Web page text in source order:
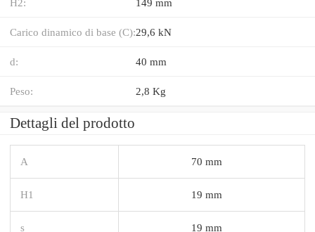
Carico dinamico di base (C):29,6 kN
d: 40 mm
Peso: 2,8 Kg
Dettagli del prodotto
A 70 mm
H1 19 mm
s 19 mm